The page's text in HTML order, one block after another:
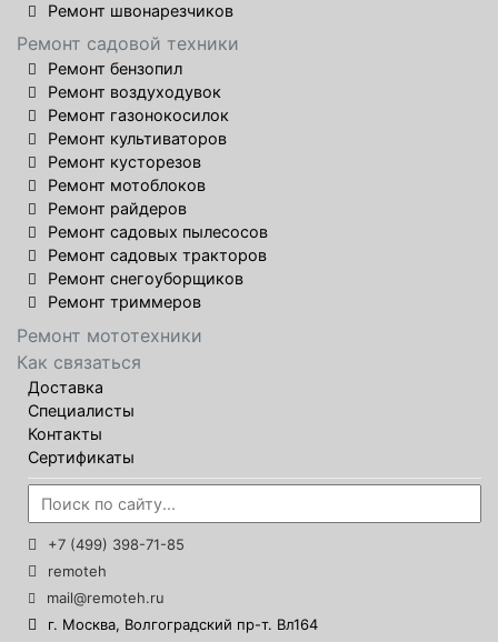
Ремонт швонарезчиков
Ремонт садовой техники
Ремонт бензопил
Ремонт воздуходувок
Ремонт газонокосилок
Ремонт культиваторов
Ремонт кусторезов
Ремонт мотоблоков
Ремонт райдеров
Ремонт садовых пылесосов
Ремонт садовых тракторов
Ремонт снегоуборщиков
Ремонт триммеров
Ремонт мототехники
Как связаться
Доставка
Специалисты
Контакты
Сертификаты
+7 (499) 398-71-85
remoteh
mail@remoteh.ru
г. Москва, Волгоградский пр-т. Вл164